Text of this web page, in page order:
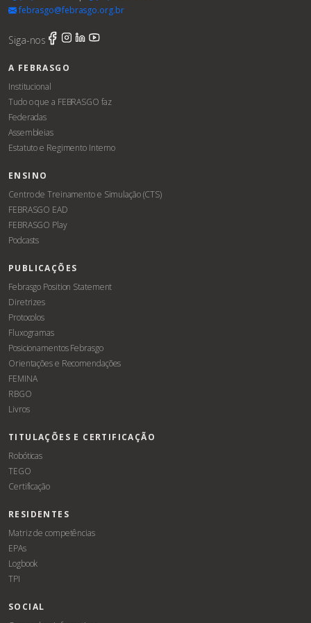
febrasgo@febrasgo.org.br
Siga-nos
A FEBRASGO
Institucional
Tudo o que a FEBRASGO faz
Federadas
Assembleias
Estatuto e Regimento Interno
ENSINO
Centro de Treinamento e Simulação (CTS)
FEBRASGO EAD
FEBRASGO Play
Podcasts
PUBLICAÇÕES
Febrasgo Position Statement
Diretrizes
Protocolos
Fluxogramas
Posicionamentos Febrasgo
Orientações e Recomendações
FEMINA
RBGO
Livros
TITULAÇÕES E CERTIFICAÇÃO
Robóticas
TEGO
Certificação
RESIDENTES
Matriz de competências
EPAs
Logbook
TPI
SOCIAL